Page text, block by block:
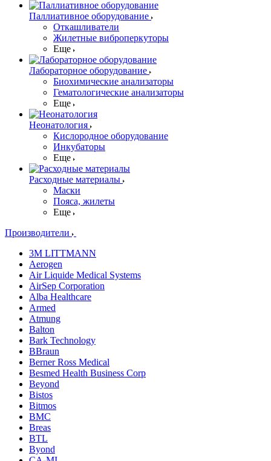
Паллиативное оборудование
Откашливатели
Жилетные виброперкуторы
Еще
Лабораторное оборудование
Биохимические анализаторы
Гематологические анализаторы
Еще
Неонатология
Кислородное оборудование
Инкубаторы
Еще
Расходные материалы
Маски
Пояса, жилеты
Еще
Производители
3M LITTMANN
Aerogen
Air Liquide Medical Systems
AirSep Corporation
Alba Healthcare
Armed
Atmung
Balton
Bark Technology
BBraun
Berner Ross Medical
Besmed Health Business Corp
Beyond
Bistos
Bitmos
BMC
Breas
BTL
Byond